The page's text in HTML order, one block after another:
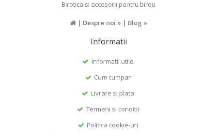
Birotica si accesorii pentru birou
| Despre noi » | Blog »
Informatii
Informatii utile
Cum cumpar
Livrare si plata
Termeni si conditii
Politica cookie-uri